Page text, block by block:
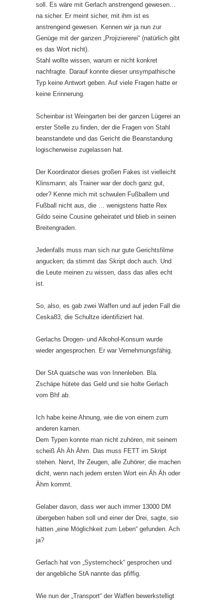
soll. Es wäre mit Gerlach anstrengend gewesen…
na sicher. Er meint sicher, mit ihm ist es
anstrengend gewesen. Kennen wir ja nun zur
Genüge mit der ganzen „Projiziererei“ (natürlich gibt
es das Wort nicht).
Stahl wollte wissen, warum er nicht konkret
nachfragte. Darauf konnte dieser unsympathische
Typ keine Antwort geben. Auf viele Fragen hatte er
keine Erinnerung.
Scheinbar ist Weingarten bei der ganzen Lügerei an
erster Stelle zu finden, der die Fragen von Stahl
beanstandete und das Gericht die Beanstandung
logischerweise zugelassen hat.
Der Koordinator dieses großen Fakes ist vielleicht
Klinsmann; als Trainer war der doch ganz gut,
oder? Kenne mich mit schwulen Fußballern und
Fußball nicht aus, die … wenigstens hatte Rex
Gildo seine Cousine geheiratet und blieb in seinen
Breitengraden.
Jedenfalls muss man sich nur gute Gerichtsfilme
angucken; da stimmt das Skript doch auch. Und
die Leute meinen zu wissen, dass das alles echt
ist.
So, also, es gab zwei Waffen und auf jeden Fall die
Ceska83, die Schultze identifiziert hat.
Gerlachs Drogen- und Alkohol-Konsum wurde
wieder angesprochen. Er war Vernehmungsfähig.
Der StA quatsche was von Innenleben. Bla.
Zschäpe hütete das Geld und sie holte Gerlach
vom Bhf ab.
Ich habe keine Ahnung, wie die von einem zum
anderen kamen.
Dem Typen konnte man nicht zuhören, mit seinem
scheiß Äh Äh Ähm. Das muss FETT im Skript
stehen. Nervt, Ihr Zeugen, alle Zuhörer; die machen
dicht, wenn nach jedem ersten Wort ein Äh Äh oder
Ähm kommt.
Gelaber davon, dass wer auch immer 13000 DM
übergeben haben soll und einer der Drei, sagte, sie
hätten „eine Möglichkeit zum Leben“ gefunden. Ach
ja?
Gerlach hat von „Systemcheck“ gesprochen und
der angebliche StA nannte das pfiffig.
Wie nun der „Transport“ der Waffen bewerkstelligt